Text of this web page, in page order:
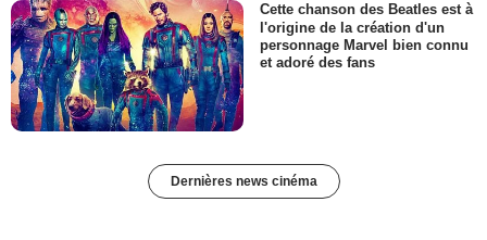
Cette chanson des Beatles est à
l'origine de la création d'un
personnage Marvel bien connu
et adoré des fans
Dernières news cinéma